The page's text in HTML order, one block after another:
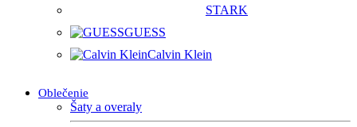
STARK
GUESS
Calvin Klein
Oblečenie
Šaty a overaly